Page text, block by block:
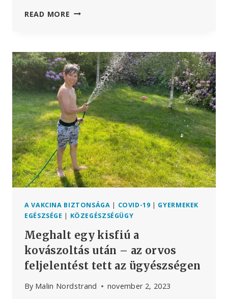
READ MORE A
IRÁNYULÓ
BIZARR
KAMPÁNY
A
SZABÁLYOZÓ
HATÓSÁGOK
AJÁNLÁSA
ELLENÉRE
ÉS
MINDEN
BIZONYÍTÉK
HIÁNYÁBAN
A VAKCINA BIZTONSÁGA | COVID-19 | GYERMEKEK
EGÉSZSÉGE | KÖZEGÉSZSÉGÜGY
Meghalt egy kisfiú a
kovászoltás után – az orvos
feljelentést tett az ügyészségen
By Malin Nordstrand november 2, 2023